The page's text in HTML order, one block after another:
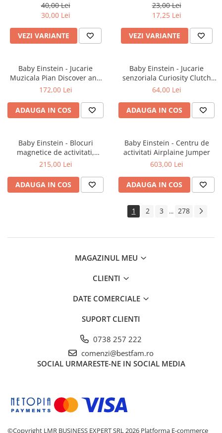
40,00 Lei
30,00 Lei
VEZI VARIANTE
23,00 Lei
17,25 Lei
VEZI VARIANTE
Baby Einstein - Jucarie
Muzicala Pian Discover and
Play
172,00 Lei
ADAUGA IN COS
Baby Einstein - Jucarie
senzoriala Curiosity Clutch
Twist & Pop Rattle Teether
64,00 Lei
ADAUGA IN COS
Baby Einstein - Blocuri
magnetice de activitati,
"Bridge & Learn" din 15 piese
215,00 Lei
ADAUGA IN COS
Baby Einstein - Centru de
activitati Airplaine Jumper
603,00 Lei
ADAUGA IN COS
1 2 3 ... 278
MAGAZINUL MEU
CLIENTI
DATE COMERCIALE
SUPORT CLIENTI
0738 257 222
comenzi@bestfam.ro
SOCIAL URMARESTE-NE IN SOCIAL MEDIA
©Copyright LMR BUSINESS EXPERT SRL 2026 Platforma E-commerce